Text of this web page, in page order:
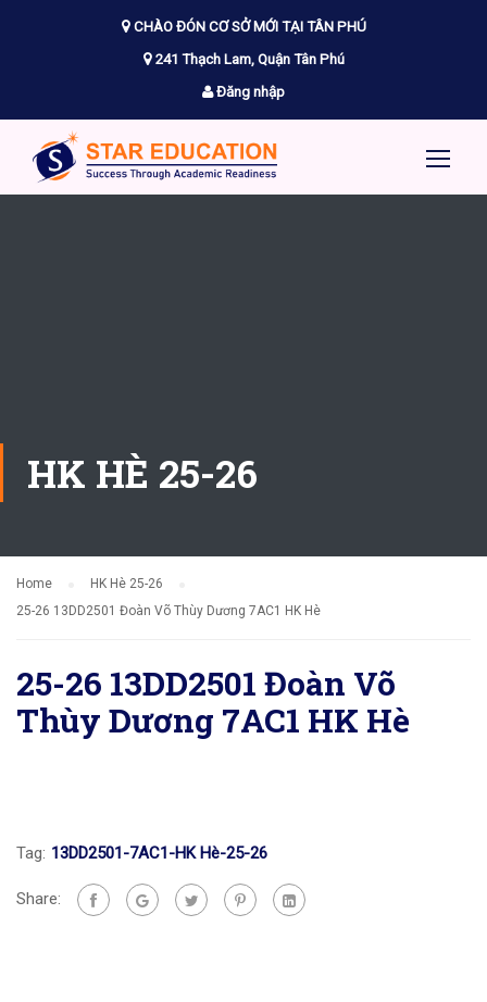
CHÀO ĐÓN CƠ SỞ MỚI TẠI TÂN PHÚ
241 Thạch Lam, Quận Tân Phú
Đăng nhập
HK HÈ 25-26
Home
HK Hè 25-26
25-26 13DD2501 Đoàn Võ Thùy Dương 7AC1 HK Hè
25-26 13DD2501 Đoàn Võ
Thùy Dương 7AC1 HK Hè
Tag: 13DD2501-7AC1-HK Hè-25-26
Share: